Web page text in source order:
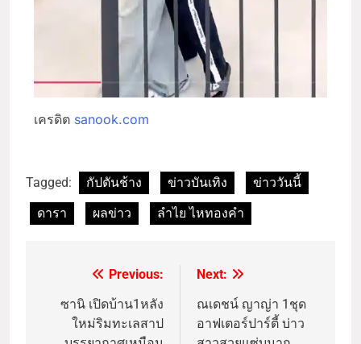
เครดิต sanook.com
Tagged: กัปตันช้าง ข่าวบันเทิง
ข่าววันนี้
ดารา
ผลข่าว ลำไย ไหทองคำ
Previous:
ซานิ เปิดบ้าน1หลัง
ใหม่ริมทะเลสาป
Next:
ณเดชน์ ญาญ่า 1ชุด
อาฟเตอร์ปาร์ตี้ บ่าว